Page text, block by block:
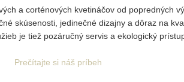
a corténových kvetináčov od popredných
skúsenosti, jedinečné dizajny a dôraz na
je tiež pozáručný servis a ekologický
Prečítajte si náš príbeh